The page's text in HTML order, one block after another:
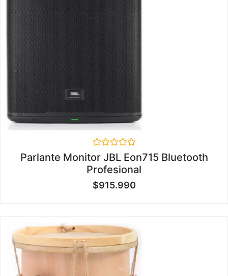
Valorado
en
0
de
5
Parlante Monitor JBL Eon715 Bluetooth
Profesional
$915.990